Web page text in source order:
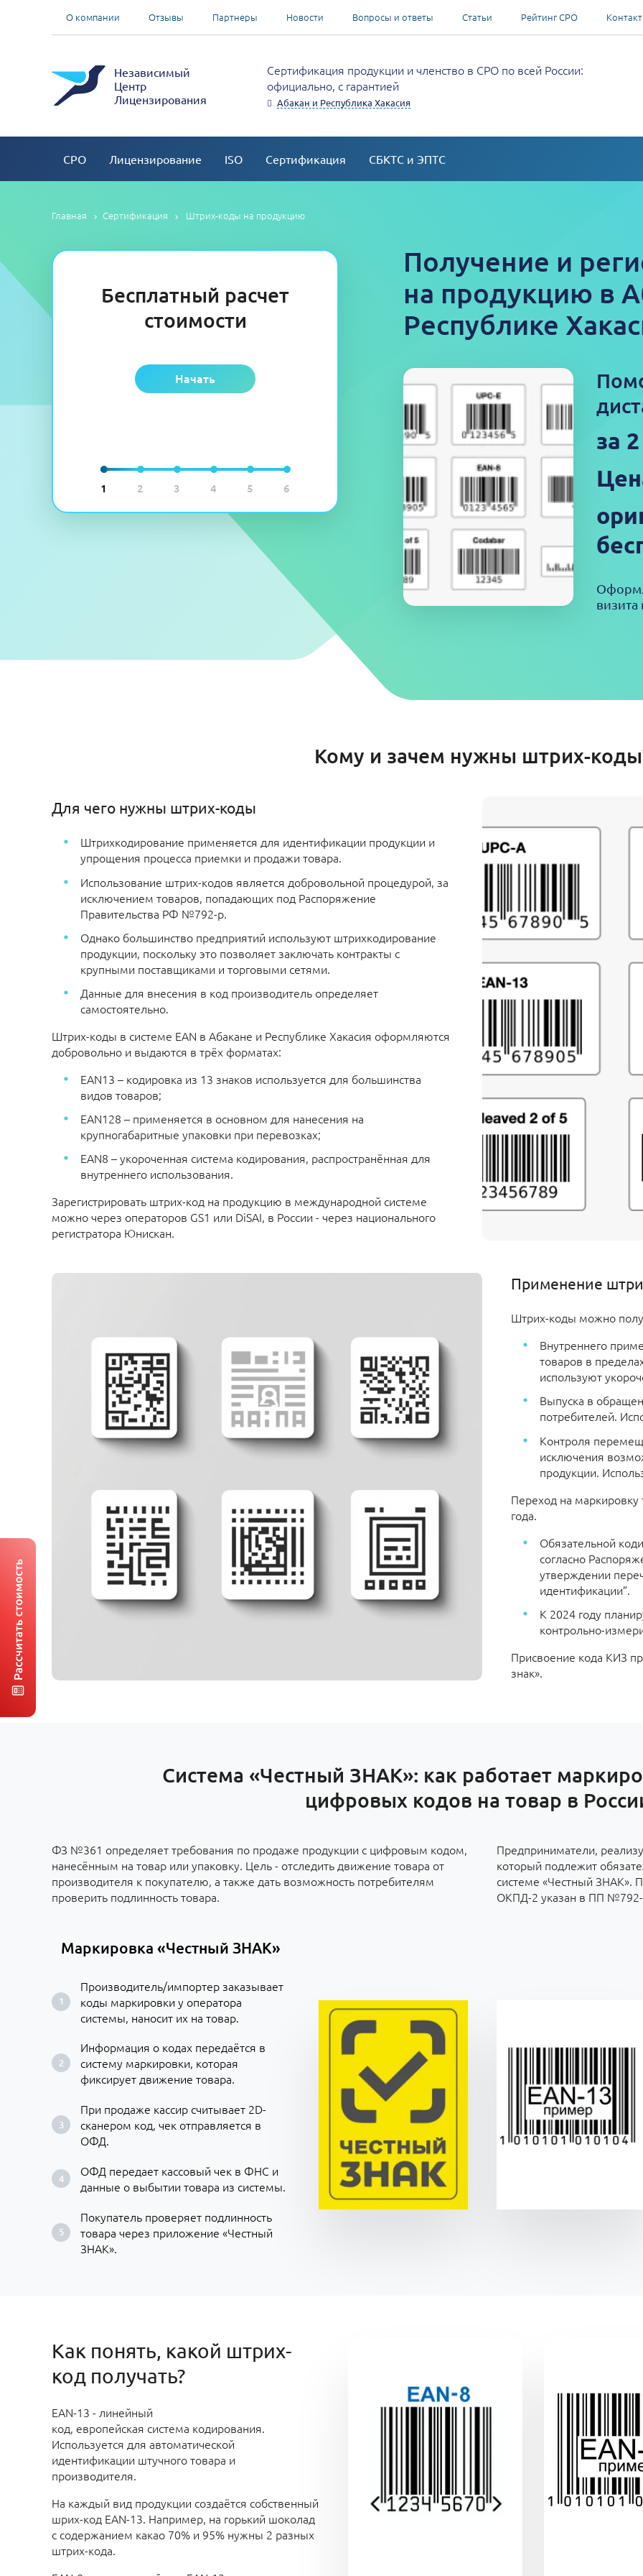
О компании Отзывы Партнеры Новости Вопросы и ответы Статьи Рейтинг СРО
Независимый
Центр
Лицензирования
Сертификация продукции и членство в СРО по всей России:
официально, с гарантией
Абакан и Республика Хакасия
СРО Лицензирование ISO Сертификация СБКТС и ЭПТС
Главная Сертификация Штрих-коды на продукцию
1 2 3 4 5 6
Бесплатный расчет
стоимости
Начать
Получение и
на продукцию в
Республике
за
визита
Кому и зачем нужны штрих-
Для чего нужны штрих-коды
Штрихкодирование применяется для идентификации продукции и
упрощения процесса приемки и продажи товара.
Использование штрих-кодов является добровольной процедурой, за
исключением товаров, попадающих под Распоряжение
Правительства РФ №792-р.
Однако большинство предприятий используют штрихкодирование
продукции, поскольку это позволяет заключать контракты с
крупными поставщиками и торговыми сетями.
Данные для внесения в код производитель определяет
самостоятельно.
Штрих-коды в системе EAN в Абакане и Республике Хакасия оформляются
добровольно и выдаются в трёх форматах:
EAN13 – кодировка из 13 знаков используется для большинства
видов товаров;
EAN128 – применяется в основном для нанесения на
крупногабаритные упаковки при перевозках;
EAN8 – укороченная система кодирования, распространённая для
внутреннего использования.
Зарегистрировать штрих-код на продукцию в международной системе
можно через операторов GS1 или DiSAI, в России - через национального
регистратора Юнискан.
Применение
Штрих-коды можно
Внутреннего
товаров в
используют
Выпуска в
потребителей.
Контроля
исключения
продукции.
Переход на маркировку
года.
Обязательной
согласно
утверждении
идентификации”.
К 2024 году
контрольно-
Присвоение кода КИЗ
знак».
Система «Честный ЗНАК»: как работает
цифровых кодов на товар в
ФЗ №361 определяет требования по продаже продукции с цифровым кодом,
нанесённым на товар или упаковку. Цель - отследить движение товара от
производителя к покупателю, а также дать возможность потребителям
проверить подлинность товара.
Предприниматели,
который подлежит
системе «Честный ЗНАК».
ОКПД-2 указан в ПП №792-
Маркировка «Честный ЗНАК»
Производитель/импортер заказывает
коды маркировки у оператора
системы, наносит их на товар.
Информация о кодах передаётся в
систему маркировки, которая
фиксирует движение товара.
При продаже кассир считывает 2D-
сканером код, чек отправляется в
ОФД.
ОФД передает кассовый чек в ФНС и
данные о выбытии товара из системы.
Покупатель проверяет подлинность
товара через приложение «Честный
ЗНАК».
Как понять, какой штрих-
код получать?
EAN-13 - линейный
код, европейская система кодирования.
Используется для автоматической
идентификации штучного товара и
производителя.
На каждый вид продукции создаётся собственный
шрих-код EAN-13. Например, на горький шоколад
с содержанием какао 70% и 95% нужны 2 разных
штрих-кода.